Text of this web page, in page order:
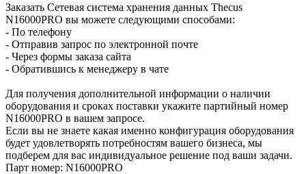
Заказать Сетевая система хранения данных Thecus
N16000PRO вы можете следующими способами:
- По телефону
- Отправив запрос по электронной почте
- Через формы заказа сайта
- Обратившись к менеджеру в чате
Для получения дополнительной информации о наличии
оборудования и сроках поставки укажите партийный номер
N16000PRO в вашем запросе.
Если вы не знаете какая именно конфигурация оборудования
будет удовлетворять потребностям вашего бизнеса, мы
подберем для вас индивидуальное решение под ваши задачи.
Парт номер: N16000PRO